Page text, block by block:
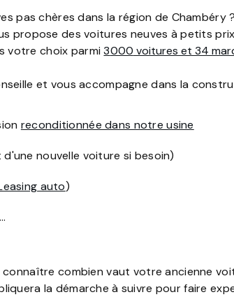
pas chères dans la région de Chambéry
propose des voitures neuves à petits
votre choix parmi3000 voitures et 34
et vous accompagne dans la
reconditionnée dans notre usine
nouvelle voiture si besoin)
auto)
…
combien vaut votre ancienne
la démarche à suivre pour faire